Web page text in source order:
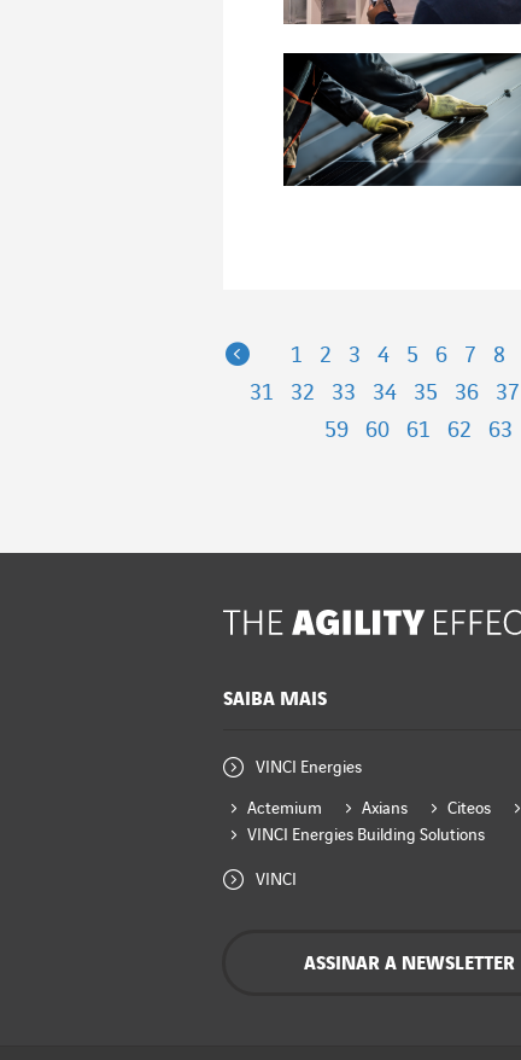
Previous
1 2 3 4 5 6 7 8
31
32 33 34 35 36 37
59
60 61 62 63
SAIBA MAIS
VINCI Energies
Actemium Axians Citeos
VINCI Energies Building Solutions
VINCI
ASSINAR A NEWSLETTER